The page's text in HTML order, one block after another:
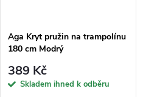
Aga Kryt pružin na trampolínu
180 cm Modrý
389 Kč
Skladem ihned k odběru